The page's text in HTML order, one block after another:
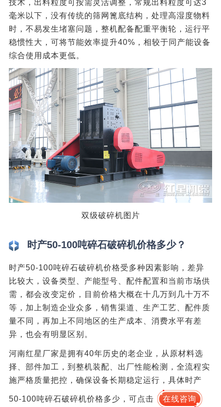
技术，出料粒度可按需灵活调整，常规出料粒度可达3
毫米以下，没有传统的筛网篦底结构，处理高湿度物料
时，不易发生堵塞问题，整机配备配重平衡轮，运行平
稳惯性大，可将节能效率提升40%，相较于同产能设备
综合使用成本更低。
双级破碎机图片
时产50-100吨碎石破碎机价格多少？
时产50-100吨碎石破碎机价格受多种因素影响，差异
比较大，设备类型、产能型号、配件配置和当前市场供
需，都会改变定价，目前价格大概在十几万到几十万不
等，加上制造企业众多，销售渠道、生产工艺、配件质
量不同，再加上不同地区的生产成本、消费水平有差
异，也会有明显区别。
河南红星厂家是拥有40年历史的老企业，从原材料选
择、部件加工，到整机装配、出厂性能检测，全流程实
施严格质量把控，确保设备长期稳定运行，具体时产
50-100吨碎石破碎机价格多少，可点击 在线咨询